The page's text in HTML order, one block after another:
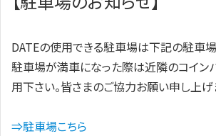
DATEの使用できる駐車場は下記の駐車場
駐車場が満車になった際は近隣のコイン
用下さい。皆さまのご協力お願い申し上げ
⇒駐車場こちら